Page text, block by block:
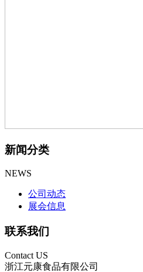
新闻分类
NEWS
公司动态
展会信息
联系我们
Contact US
浙江元康食品有限公司